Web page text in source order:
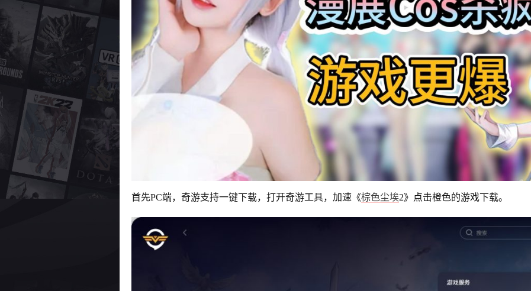
首先PC端，奇游支持一键下载，打开奇游工具，加速《棕色尘埃2》点击橙色的游戏下载。